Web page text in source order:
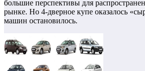
большие перспективы для
рынке. Но 4-дверное купе оказалось
машин остановилось.